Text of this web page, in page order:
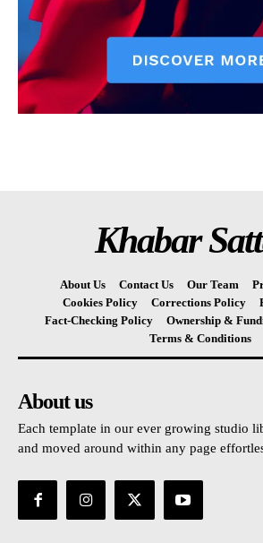
Khabar
About Us Contact Us Our Team
Cookies Policy
Corrections Policy
Fact-Checking Policy
Ownership &
Terms & Conditions
About us
Each template in our ever growing studio
and moved around within any page